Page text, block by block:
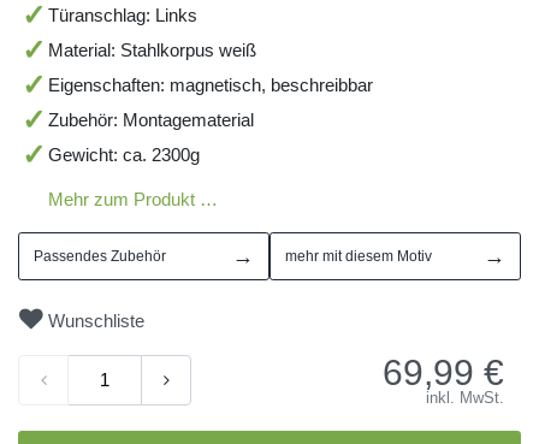
Türanschlag: Links
Material: Stahlkorpus weiß
Eigenschaften: magnetisch, beschreibbar
Zubehör: Montagematerial
Gewicht: ca. 2300g
Mehr zum Produkt …
Passendes Zubehör → mehr mit diesem Motiv →
Wunschliste
69,99 €
inkl. MwSt.